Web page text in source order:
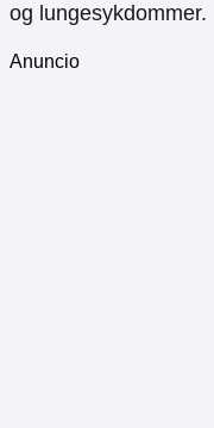
og lungesykdommer.
Anuncio